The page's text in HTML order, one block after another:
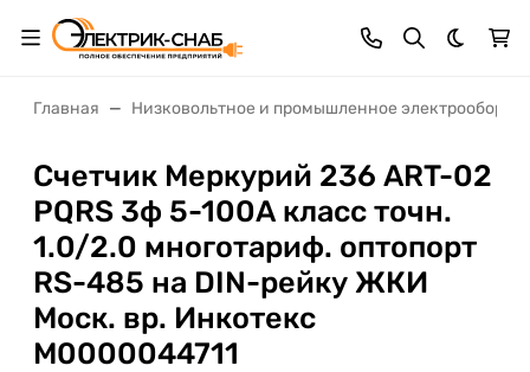
Темная
Главная Низковольтное и промышленное
Счетчик Меркурий 236 ART-02
PQRS 3ф 5-100А класс точн.
1.0/2.0 многотариф. оптопорт
RS-485 на DIN-рейку ЖКИ
Моск. вр. Инкотекс
М0000044711